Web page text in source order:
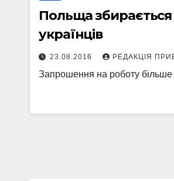
Польща
українців
23.08.2016 РЕДАКЦІЯ
Запрошення на роботу більше